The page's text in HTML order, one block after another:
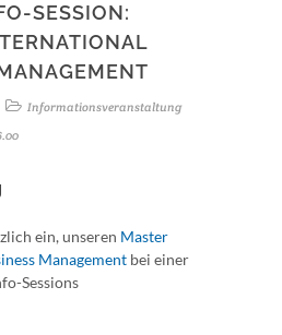
SESSION:
Informationsveranstaltung
ein, unseren Master
Management bei einer
Sessions